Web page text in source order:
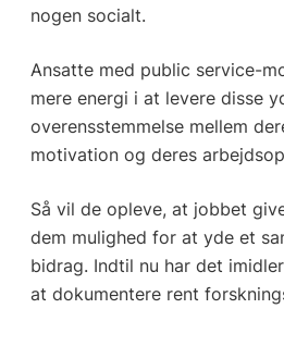
nogen socialt.
Ansatte med public service-
mere energi i at levere disse
overensstemmelse mellem
motivation og deres
Så vil de opleve, at jobbet
dem mulighed for at yde et
bidrag. Indtil nu har det
at dokumentere rent